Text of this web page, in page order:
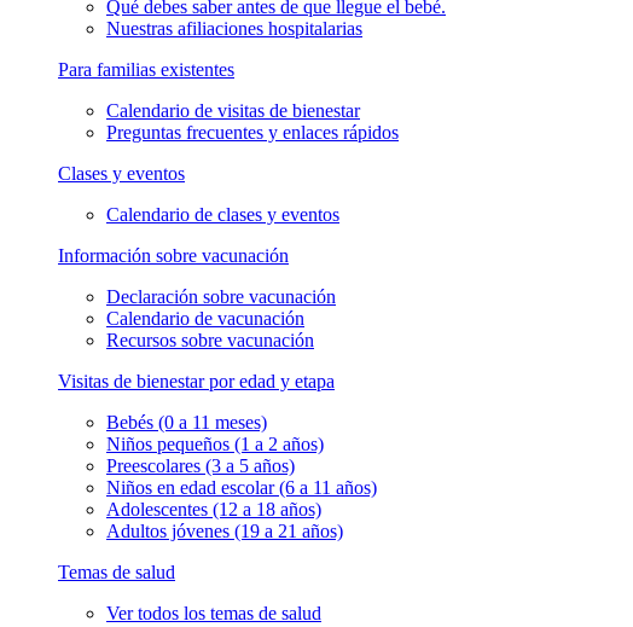
Qué debes saber antes de que llegue el bebé.
Nuestras afiliaciones hospitalarias
Para familias existentes
Calendario de visitas de bienestar
Preguntas frecuentes y enlaces rápidos
Clases y eventos
Calendario de clases y eventos
Información sobre vacunación
Declaración sobre vacunación
Calendario de vacunación
Recursos sobre vacunación
Visitas de bienestar por edad y etapa
Bebés (0 a 11 meses)
Niños pequeños (1 a 2 años)
Preescolares (3 a 5 años)
Niños en edad escolar (6 a 11 años)
Adolescentes (12 a 18 años)
Adultos jóvenes (19 a 21 años)
Temas de salud
Ver todos los temas de salud